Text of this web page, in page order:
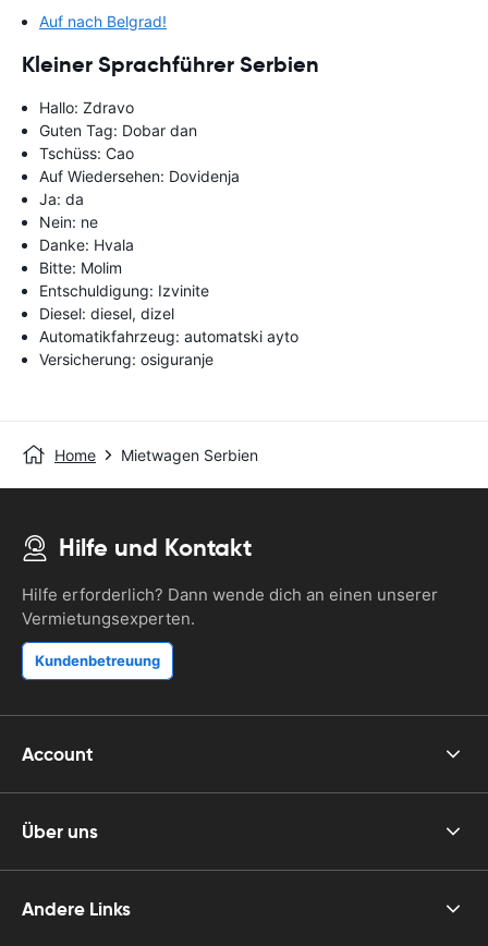
Auf nach Belgrad!
Kleiner Sprachführer Serbien
Hallo: Zdravo
Guten Tag: Dobar dan
Tschüss: Cao
Auf Wiedersehen: Dovidenja
Ja: da
Nein: ne
Danke: Hvala
Bitte: Molim
Entschuldigung: Izvinite
Diesel: diesel, dizel
Automatikfahrzeug: automatski ayto
Versicherung: osiguranje
Home Mietwagen Serbien
Hilfe und Kontakt
Hilfe erforderlich? Dann wende dich an einen unserer
Vermietungsexperten.
Kundenbetreuung
Account
Über uns
Andere Links